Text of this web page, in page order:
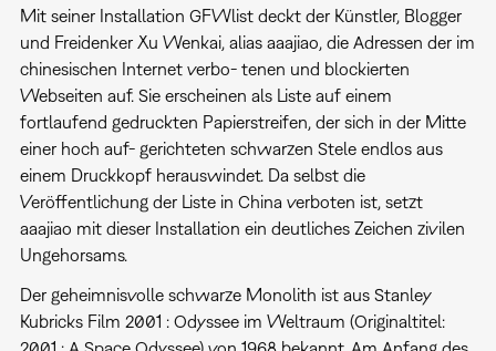
Mit seiner Installation GFWlist deckt der Künstler, Blogger
und Freidenker Xu Wenkai, alias aaajiao, die Adressen der im
chinesischen Internet verbo- tenen und blockierten
Webseiten auf. Sie erscheinen als Liste auf einem
fortlaufend gedruckten Papierstreifen, der sich in der Mitte
einer hoch auf- gerichteten schwarzen Stele endlos aus
einem Druckkopf herauswindet. Da selbst die
Veröffentlichung der Liste in China verboten ist, setzt
aaajiao mit dieser Installation ein deutliches Zeichen zivilen
Ungehorsams.
Der geheimnisvolle schwarze Monolith ist aus Stanley
Kubricks Film 2001 : Odyssee im Weltraum (Originaltitel: